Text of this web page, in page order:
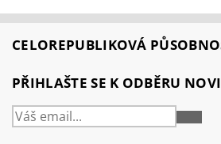
CELOREPUBLIKOVÁ
PŘIHLAŠTE SE K ODBĚRU